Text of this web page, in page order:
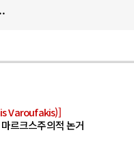
Varoufakis)]
르크스주의적 논거